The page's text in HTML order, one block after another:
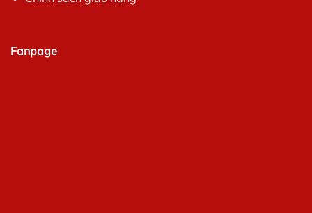
Fanpage